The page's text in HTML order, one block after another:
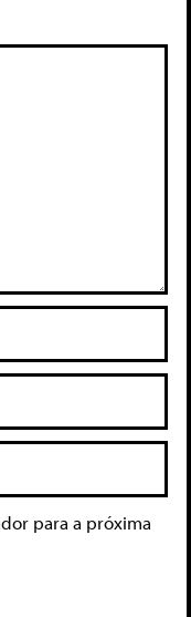
para a próxima